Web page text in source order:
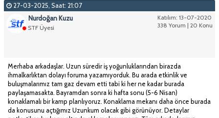
27-03-2025, Saat: 21:07
Katılım: 13-07-2020
338 Yorum | 20 Konu
Nurdoğan Kuzu
STF Üyesi
Merhaba arkadaşlar. Uzun süredir iş yoğunluklarından birazda
ihmalkarlıktan dolayı foruma yazamıyorduk. Bu arada etkinlik ve
buluşmalarımız tam gaz devam etti tabi ki her ne kadar burada
paylaşamasakta. Bayramdan sonra ki hafta sonu (5-6 Nisan)
konaklamalı bir kamp planlıyoruz. Konaklama mekanı daha önce burada
da konusunu açtığımız Uzunkum olacak gibi görünüyor. Detaylar